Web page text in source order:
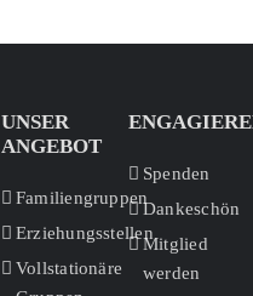
UNSER
ANGEBOT
Familiengruppen
Erziehungsstellen
Vollstationäre
Spenden
Dankeschön
Mitglied
werden